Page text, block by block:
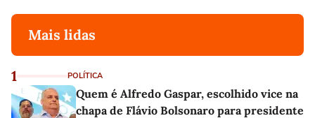
Mais lidas
1 POLÍTICA
Quem é Alfredo Gaspar, escolhido vice na
chapa de Flávio Bolsonaro para presidente